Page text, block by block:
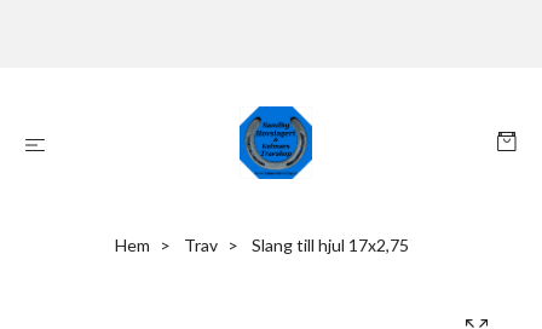
Hem Trav Slang till hjul 17x2,75